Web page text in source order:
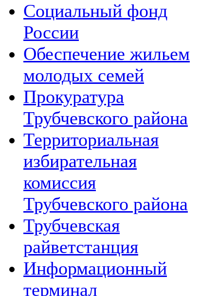
Социальный фонд
России
Обеспечение жильем
молодых семей
Прокуратура
Трубчевского района
Территориальная
избирательная
комиссия
Трубчевского района
Трубчевская
райветстанция
Информационный
терминал